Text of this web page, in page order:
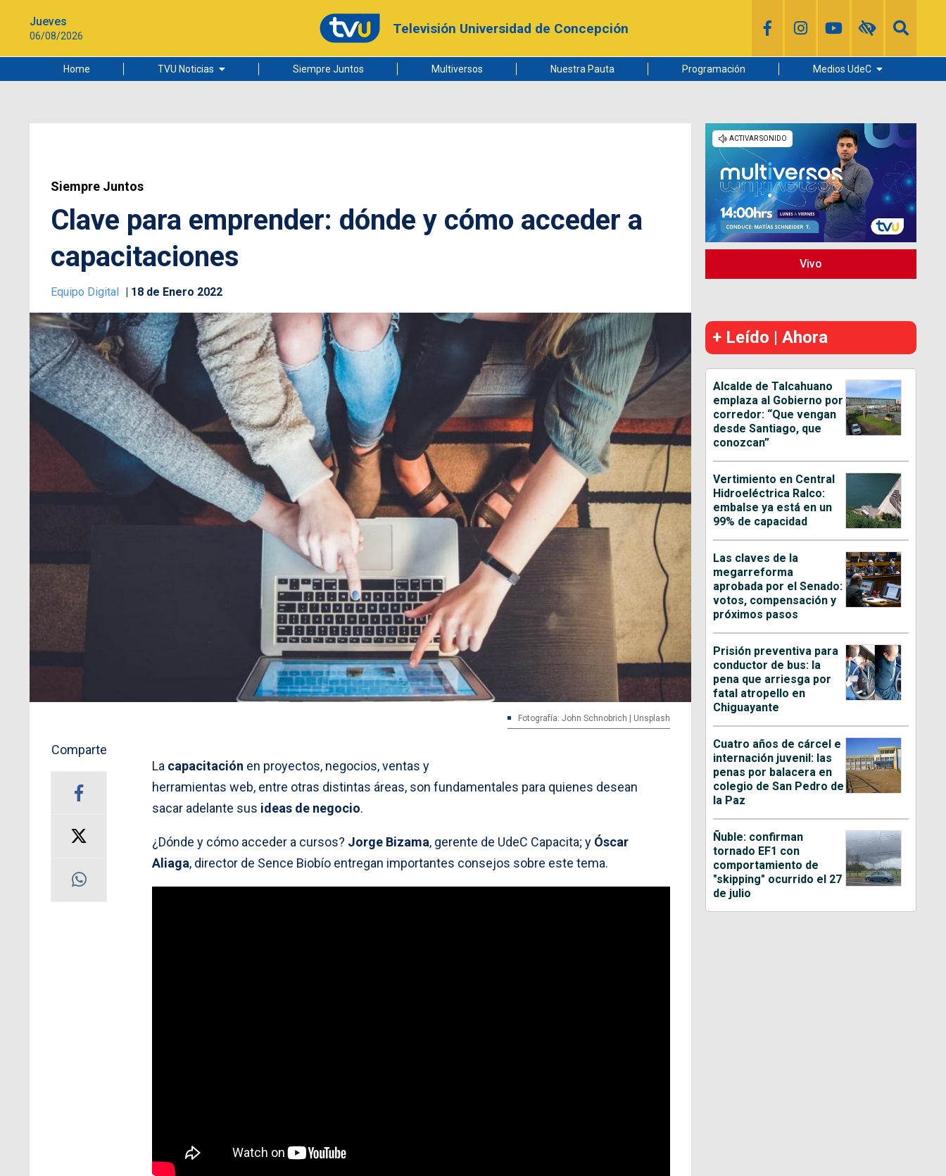
Jueves
06/08/2026 Televisión Universidad de Concepción
Home TVU Noticias
Ciudad
Siempre Juntos Multiversos Nuestra Pauta Programación Medios UdeC
Radio UdeC
Noticias UdeC
La Discusión
Siempre Juntos
Clave para emprender: dónde y cómo acceder a
capacitaciones
Equipo Digital 18 de Enero 2022
Fotografía: John Schnobrich | Unsplash
Comparte
La capacitación en proyectos, negocios, ventas y
herramientas web, entre otras distintas áreas, son fundamentales para quienes desean
sacar adelante sus ideas de negocio.
¿Dónde y cómo acceder a cursos? Jorge Bizama, gerente de UdeC Capacita; y Óscar
Aliaga, director de Sence Biobío entregan importantes consejos sobre este tema.
Vivo
+ Leído | Ahora
Alcalde de Talcahuano
emplaza al Gobierno por
corredor: “Que vengan
desde Santiago, que
conozcan”
Vertimiento en Central
Hidroeléctrica Ralco:
embalse ya está en un
99% de capacidad
Las claves de la
megarreforma
aprobada por el Senado:
votos, compensación y
próximos pasos
Prisión preventiva para
conductor de bus: la
pena que arriesga por
fatal atropello en
Chiguayante
Cuatro años de cárcel e
internación juvenil: las
penas por balacera en
colegio de San Pedro de
la Paz
Ñuble: confirman
tornado EF1 con
comportamiento de
"skipping" ocurrido el 27
de julio